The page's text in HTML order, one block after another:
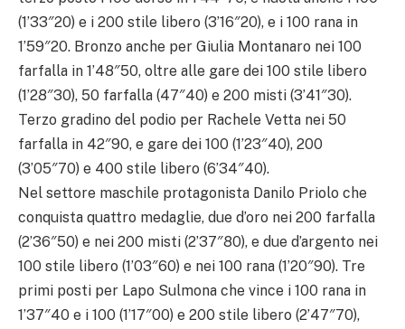
(1’33″20) e i 200 stile libero (3’16″20), e i 100 rana in
1’59″20. Bronzo anche per Giulia Montanaro nei 100
farfalla in 1’48″50, oltre alle gare dei 100 stile libero
(1’28″30), 50 farfalla (47″40) e 200 misti (3’41″30).
Terzo gradino del podio per Rachele Vetta nei 50
farfalla in 42″90, e gare dei 100 (1’23″40), 200
(3’05″70) e 400 stile libero (6’34″40).
Nel settore maschile protagonista Danilo Priolo che
conquista quattro medaglie, due d’oro nei 200 farfalla
(2’36″50) e nei 200 misti (2’37″80), e due d’argento nei
100 stile libero (1’03″60) e nei 100 rana (1’20″90). Tre
primi posti per Lapo Sulmona che vince i 100 rana in
1’37″40 e i 100 (1’17″00) e 200 stile libero (2’47″70),